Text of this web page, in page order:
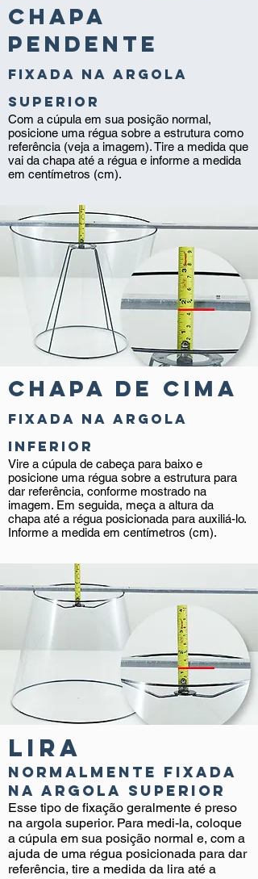
Chapa
pendente
fixada na argola
superior
Com a cúpula em sua posição normal,
posicione uma régua sobre a estrutura como
referência (veja a imagem). Tire a medida que
vai da chapa até a régua e informe a medida
em centímetros (cm).
Chapa de CIMA
fixada na argola
inferior
Vire a cúpula de cabeça para baixo e
posicione uma régua sobre a estrutura para
dar referência, conforme mostrado na
imagem. Em seguida, meça a altura da
chapa até a régua posicionada para auxiliá-lo.
Informe a medida em centímetros (cm).
lira
normalmente fixada
na argola superior
Esse tipo de fixação geralmente é preso
na argola superior. Para medi-la, coloque
a cúpula em sua posição normal e, com a
ajuda de uma régua posicionada para dar
referência, tire a medida da lira até a